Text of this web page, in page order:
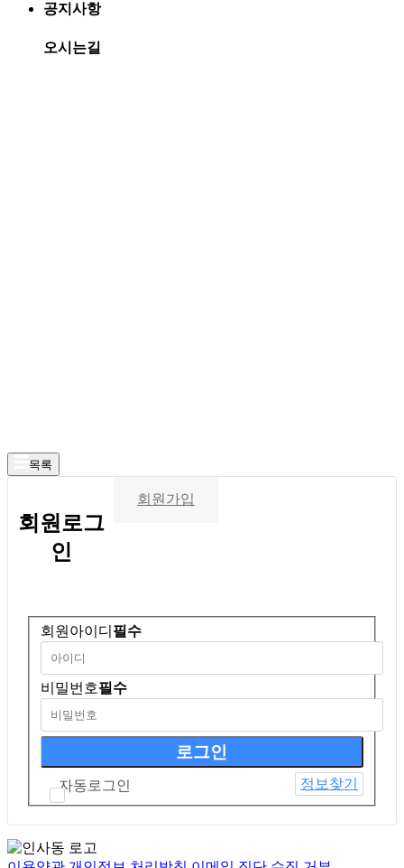
공지사항
오시는길
목록
회원 로그
인
회원가입
회원아이디 필수
비밀번호필수
자동로그인 정보찾기